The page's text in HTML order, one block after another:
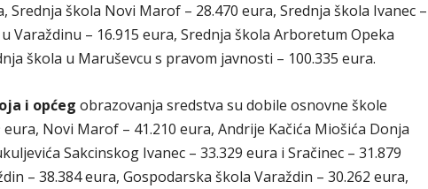
Srednja škola Novi Marof – 28.470 eura, Srednja škola Ivanec –
Varaždinu – 16.915 eura, Srednja škola Arboretum Opeka
škola u Maruševcu s pravom javnosti – 100.335 eura.
i općeg obrazovanja sredstva su dobile osnovne škole
eura, Novi Marof – 41.210 eura, Andrije Kačića Miošića Donja
Sakcinskog Ivanec – 33.329 eura i Sračinec – 31.879
– 38.384 eura, Gospodarska škola Varaždin – 30.262 eura,